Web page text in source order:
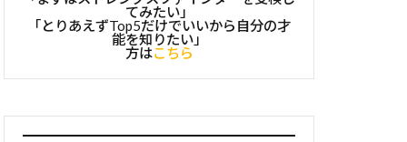
てみたい」
「とりあえずTop5だけでいいから自分の才
能を知りたい」
方はこちら